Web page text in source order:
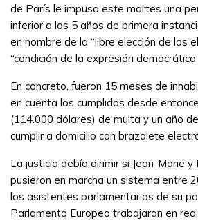
de París le impuso este martes una
inferior a los 5 años de primera
en nombre de la “libre elección de los
“condición de la expresión
En concreto, fueron 15 meses de
en cuenta los cumplidos desde
(114.000 dólares) de multa y un año
cumplir a domicilio con brazalete
La justicia debía dirimir si Jean-Marie y
pusieron en marcha un sistema entre
los asistentes parlamentarios de su
Parlamento Europeo trabajaran en